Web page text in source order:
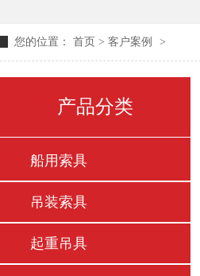
您的位置： 首页 > 客户案例 >
产品分类
船用索具
吊装索具
起重吊具